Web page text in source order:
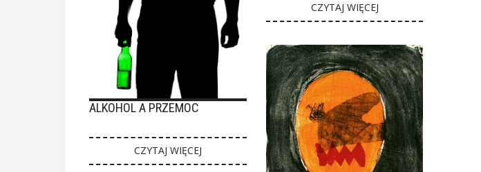
ALKOHOL A PRZEMOC
CZYTAJ WIĘCEJ
CZYTAJ WIĘCEJ